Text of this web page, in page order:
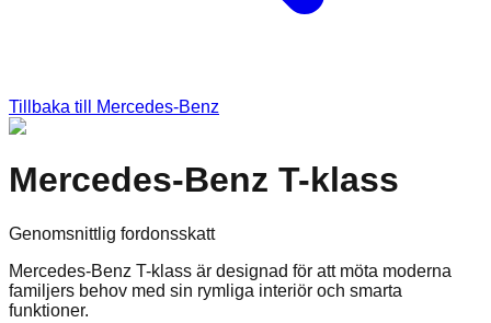
Tillbaka till Mercedes-Benz
Mercedes-Benz T-klass
Genomsnittlig fordonsskatt
Mercedes-Benz T-klass är designad för att möta moderna
familjers behov med sin rymliga interiör och smarta
funktioner.